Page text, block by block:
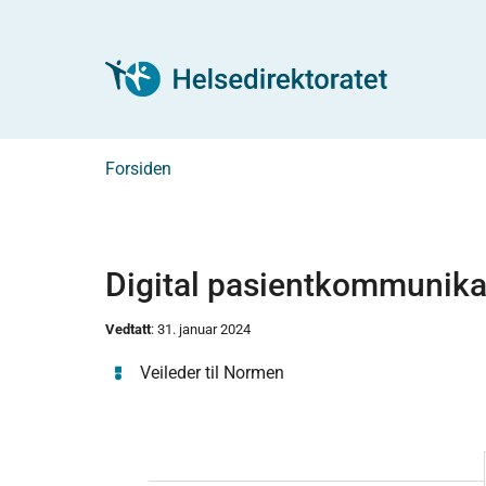
Forsiden
Digital
Vedtatt: 31. januar 2024
Veileder til Normen